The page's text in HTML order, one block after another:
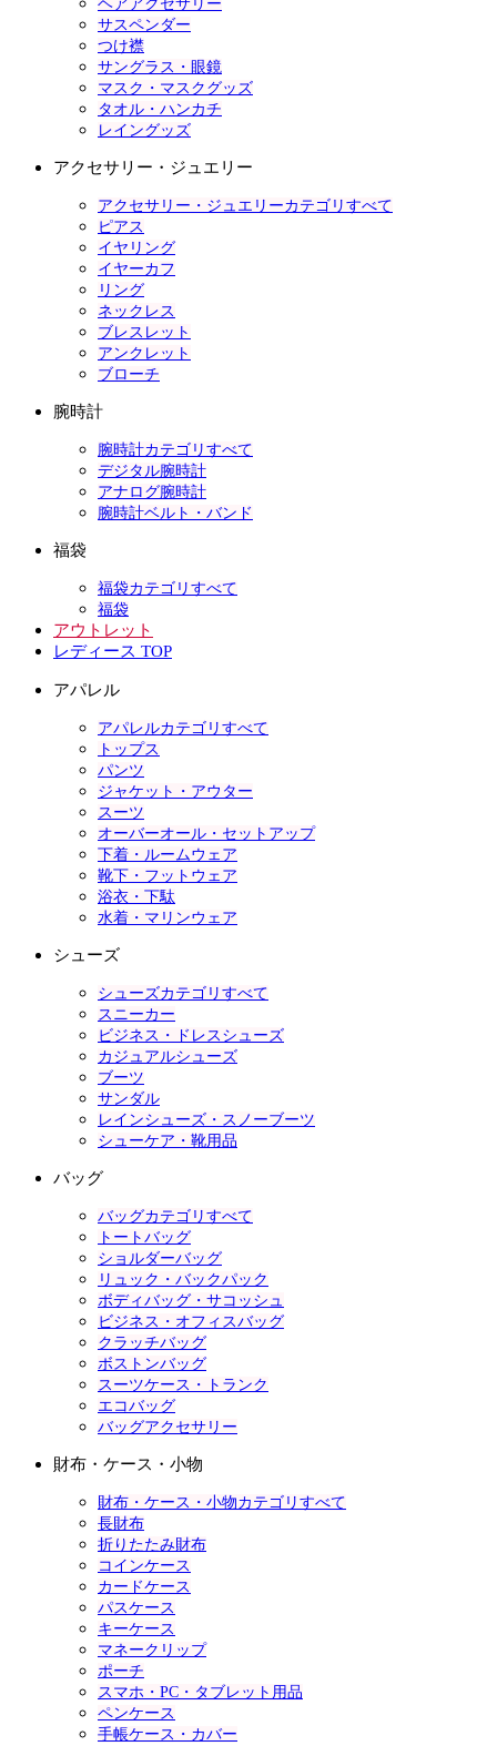
ヘアアクセサリー
サスペンダー
つけ襟
サングラス・眼鏡
マスク・マスクグッズ
タオル・ハンカチ
レイングッズ
アクセサリー・ジュエリー
アクセサリー・ジュエリーカテゴリすべて
ピアス
イヤリング
イヤーカフ
リング
ネックレス
ブレスレット
アンクレット
ブローチ
腕時計
腕時計カテゴリすべて
デジタル腕時計
アナログ腕時計
腕時計ベルト・バンド
福袋
福袋カテゴリすべて
福袋
アウトレット
レディース TOP
アパレル
アパレルカテゴリすべて
トップス
パンツ
ジャケット・アウター
スーツ
オーバーオール・セットアップ
下着・ルームウェア
靴下・フットウェア
浴衣・下駄
水着・マリンウェア
シューズ
シューズカテゴリすべて
スニーカー
ビジネス・ドレスシューズ
カジュアルシューズ
ブーツ
サンダル
レインシューズ・スノーブーツ
シューケア・靴用品
バッグ
バッグカテゴリすべて
トートバッグ
ショルダーバッグ
リュック・バックパック
ボディバッグ・サコッシュ
ビジネス・オフィスバッグ
クラッチバッグ
ボストンバッグ
スーツケース・トランク
エコバッグ
バッグアクセサリー
財布・ケース・小物
財布・ケース・小物カテゴリすべて
長財布
折りたたみ財布
コインケース
カードケース
パスケース
キーケース
マネークリップ
ポーチ
スマホ・PC・タブレット用品
ペンケース
手帳ケース・カバー